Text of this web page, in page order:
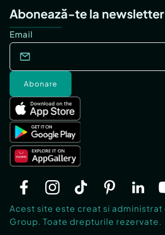
Abonează-te la newsletter
Email
Abonare
Acest site este creat si administrat
Group. Toate drepturile rezervate.